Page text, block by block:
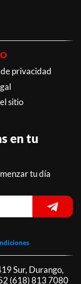
privacidad
sitio
en tu
tu día
Sur, Durango,
(618) 813 7080